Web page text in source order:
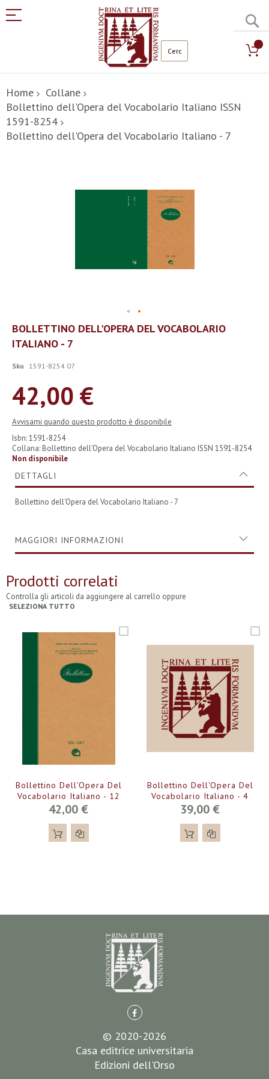
al
contenuto
Home
Collane
Bollettino dell'Opera del Vocabolario Italiano ISSN
1591-8254
Bollettino dell'Opera del Vocabolario Italiano - 7
Vai
all'inizio
della
di
BOLLETTINO DELL'OPERA DEL VOCABOLARIO
ITALIANO - 7
Sku 1591-8254 07
42,00 €
Avvisami quando questo prodotto è disponibile
Isbn: 1591-8254
Collana: Bollettino dell'Opera del Vocabolario Italiano ISSN 1591-8254
Non disponibile
DETTAGLI
Bollettino dell'Opera del Vocabolario Italiano - 7
MAGGIORI INFORMAZIONI
Prodotti correlati
Controlla gli articoli da aggiungere al carrello oppure
SELEZIONA TUTTO
Bollettino Dell'Opera Del
Vocabolario Italiano - 12
42,00 €
Bollettino Dell'Opera Del
Vocabolario Italiano - 4
39,00 €
© 2020-2026
Casa editrice universitaria
Edizioni dell'Orso